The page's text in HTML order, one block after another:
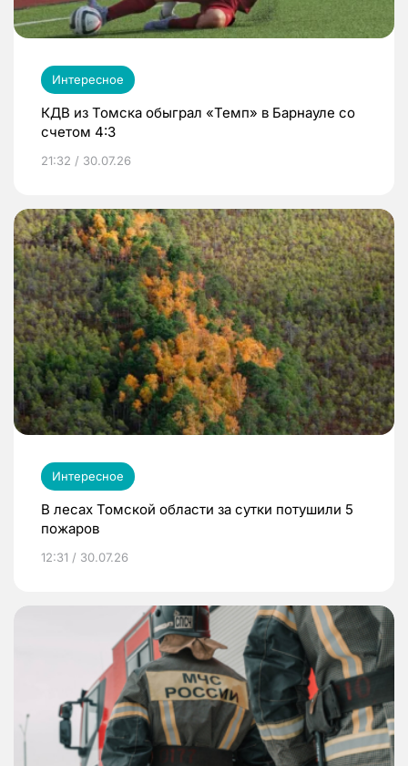
Интересное
КДВ из Томска обыграл «Темп» в Барнауле со
счетом 4:3
21:32 / 30.07.26
Интересное
В лесах Томской области за сутки потушили 5
пожаров
12:31 / 30.07.26